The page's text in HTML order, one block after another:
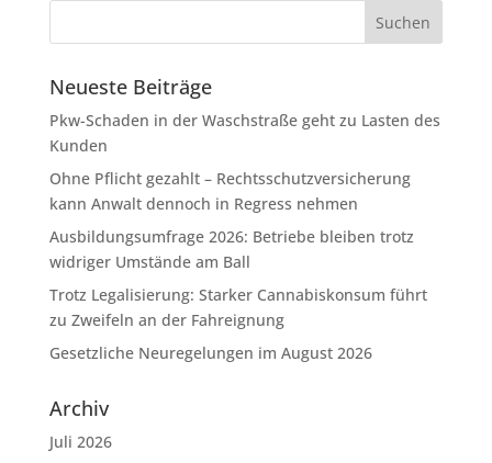
Neueste Beiträge
Pkw-Schaden in der Waschstraße geht zu Lasten des
Kunden
Ohne Pflicht gezahlt – Rechtsschutzversicherung
kann Anwalt dennoch in Regress nehmen
Ausbildungsumfrage 2026: Betriebe bleiben trotz
widriger Umstände am Ball
Trotz Legalisierung: Starker Cannabiskonsum führt
zu Zweifeln an der Fahreignung
Gesetzliche Neuregelungen im August 2026
Archiv
Juli 2026